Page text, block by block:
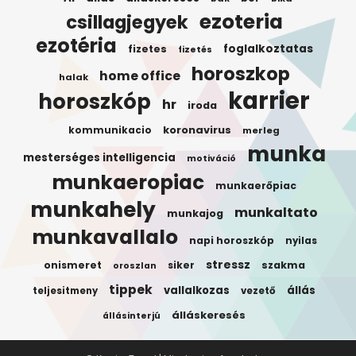
csillagjegyek ezoteria
ezotéria fizetes fizetés foglalkoztatas
halak home office horoszkop
horoszkóp hr iroda karrier
kommunikacio koronavirus merleg
mesterséges intelligencia motiváció munka
munkaeropiac munkaerőpiac
munkahely munkajog munkaltato
munkavallalo napi horoszkóp nyilas
onismeret oroszlan siker stressz szakma
teljesitmeny tippek vallalkozas vezető állás
állásinterjú álláskeresés